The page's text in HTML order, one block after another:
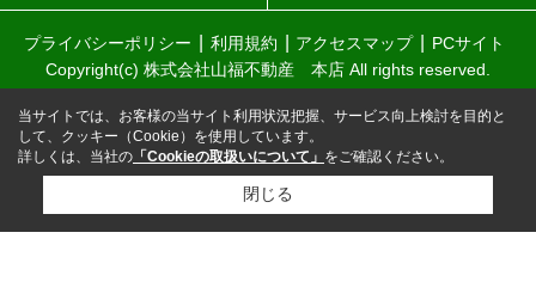
プライバシーポリシー 利用規約 アクセスマップ
PCサイト
Copyright(c) 株式会社山福不動産 本店 All rights reserved.
当サイトでは、お客様の当サイト利用状況把握、サービス向上検討を目的と
して、クッキー（Cookie）を使用しています。
詳しくは、当社の 「Cookieの取扱いについて」 をご確認ください。
閉じる